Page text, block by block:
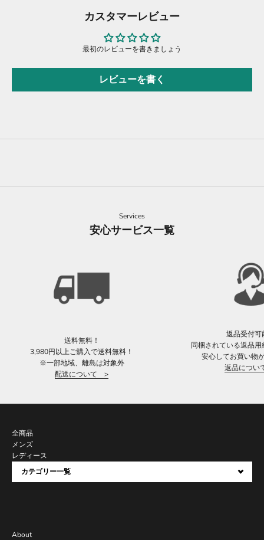
カスタマーレビュー
最初のレビューを書きましょう
レビューを書く
Services
安心サービス一覧
送料無料！
3,980円以上ご購入で送料無料！
※一部地域、離島は対象外
配送について >
返品受付可
同梱されている返品
安心してお買い物
返品につ
全商品
メンズ
レディース
カテゴリー一覧
About